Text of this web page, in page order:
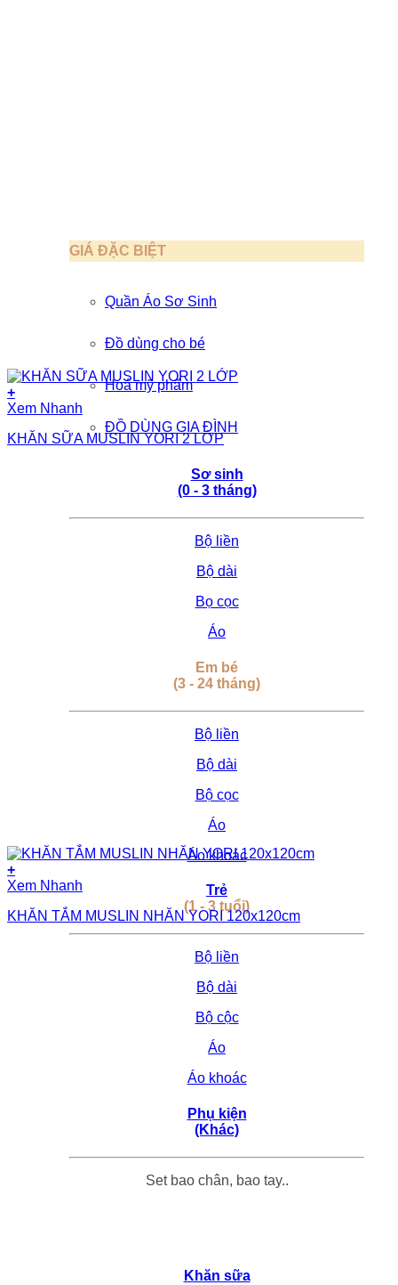
GIÁ ĐẶC BIỆT
Quần Áo Sơ Sinh
Đồ dùng cho bé
Hoá mỹ phẩm
ĐỒ DÙNG GIA ĐÌNH
Sơ sinh
(0 - 3 tháng)
Bộ liền
Bộ dài
Bọ cọc
Áo
Em bé
(3 - 24 tháng)
Bộ liền
Bộ dài
Bộ cọc
Áo
Áo khoác
Trẻ
(1 - 3 tuổi)
Bộ liền
Bộ dài
Bộ cộc
Áo
Áo khoác
Phụ kiện
(Khác)
Set bao chân, bao tay..
Khăn sữa
+
Xem Nhanh
KHĂN SỮA MUSLIN YORI 2 LỚP
+
Xem Nhanh
KHĂN TẮM MUSLIN NHĂN YORI 120x120cm